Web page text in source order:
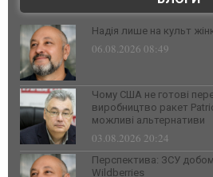
Надія лише на культ
06.08.2026 08:49
Чому США не готові
виробництво ракет
можливі альтернативи
03.08.2026 20:24
Перспектива: ЗСУ
Wildberries